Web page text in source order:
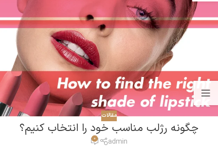
مقالات
چگونه رژلب مناسب خود را انتخاب کنیم؟
admin
0